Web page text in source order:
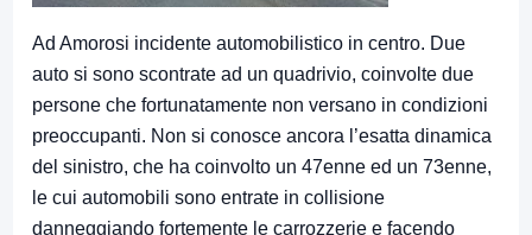
Ad Amorosi incidente automobilistico in centro. Due
auto si sono scontrate ad un quadrivio, coinvolte due
persone che fortunatamente non versano in condizioni
preoccupanti. Non si conosce ancora l’esatta dinamica
del sinistro, che ha coinvolto un 47enne ed un 73enne,
le cui automobili sono entrate in collisione
danneggiando fortemente le carrozzerie e facendo